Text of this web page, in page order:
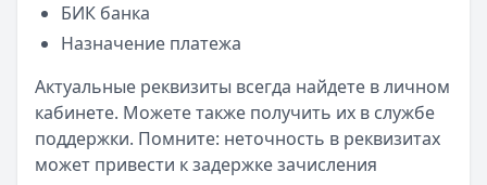
БИК банка
Назначение платежа
Актуальные реквизиты всегда найдете в личном
кабинете. Можете также получить их в службе
поддержки. Помните: неточность в реквизитах
может привести к задержке зачисления